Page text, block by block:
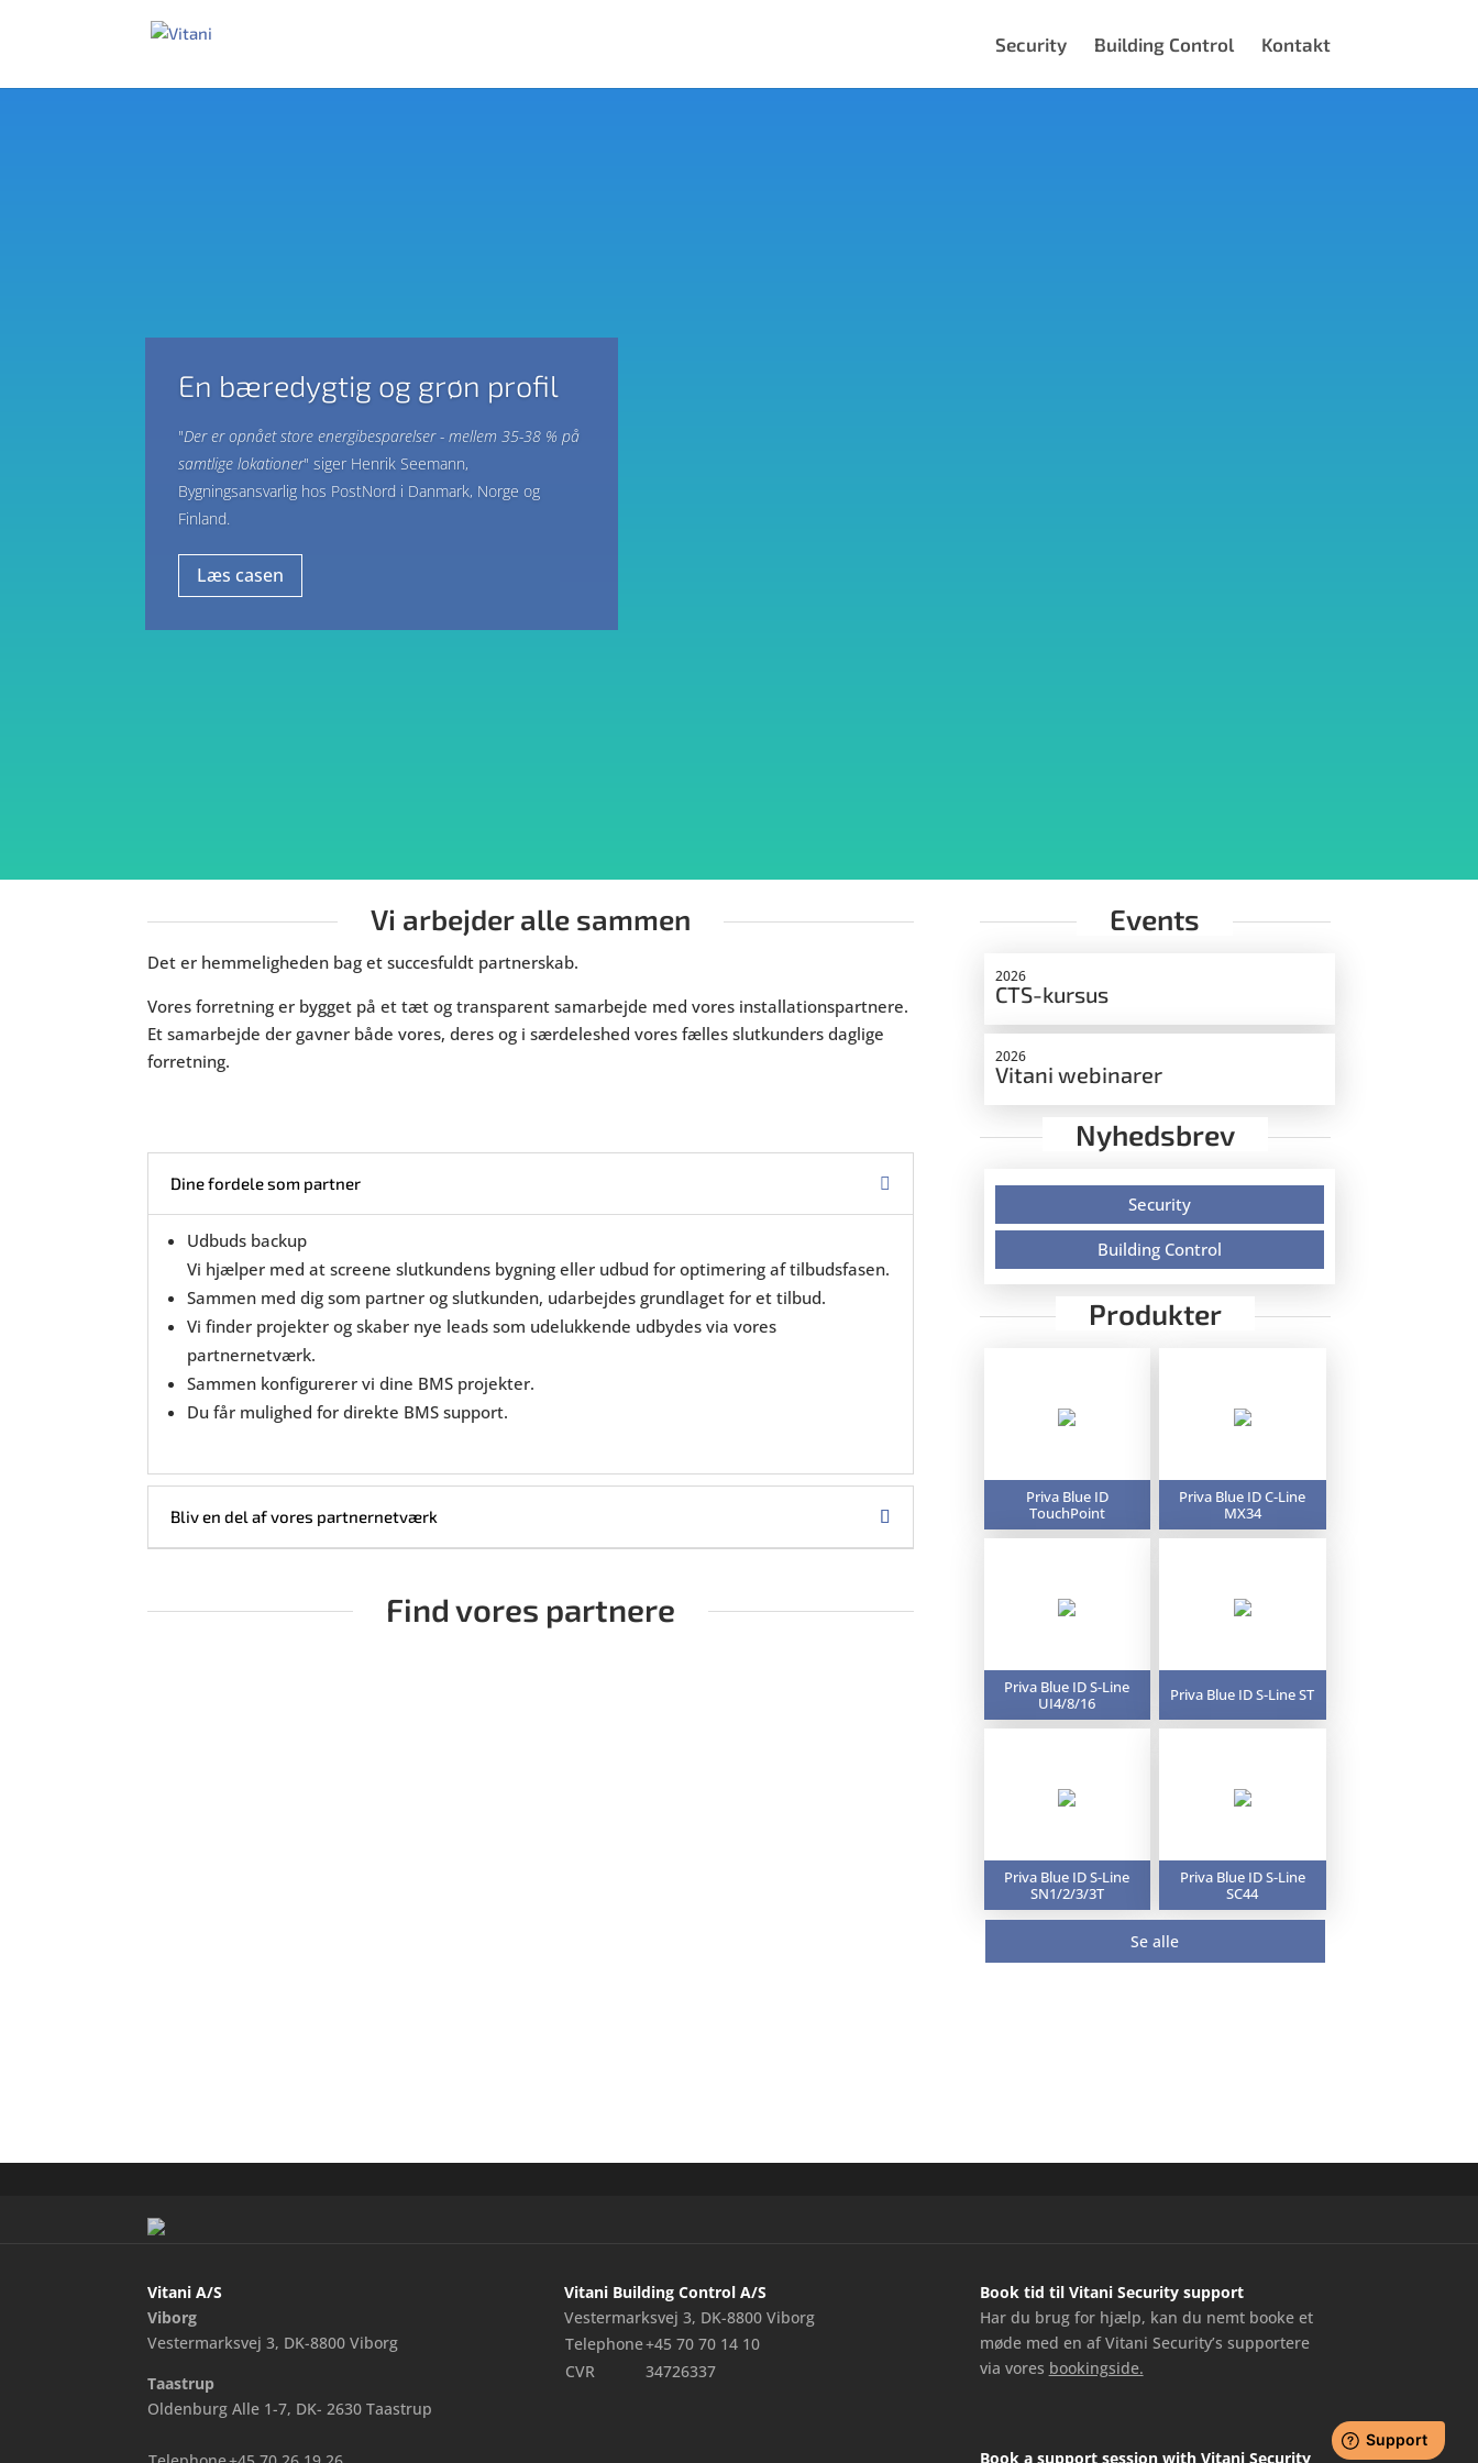
Security Building Control Kontakt
En bæredygtig og grøn profil
"Der er opnået store energibesparelser - mellem 35-38 % på
samtlige lokationer" siger Henrik Seemann,
Bygningsansvarlig hos PostNord i Danmark, Norge og
Finland.
Læs casen
Vi arbejder alle sammen
Det er hemmeligheden bag et succesfuldt partnerskab.
Vores forretning er bygget på et tæt og transparent samarbejde med vores installationspartnere.
Et samarbejde der gavner både vores, deres og i særdeleshed vores fælles slutkunders daglige
forretning.
Dine fordele som partner
Udbuds backup
Vi hjælper med at screene slutkundens bygning eller udbud for optimering af tilbudsfasen.
Sammen med dig som partner og slutkunden, udarbejdes grundlaget for et tilbud.
Vi finder projekter og skaber nye leads som udelukkende udbydes via vores
partnernetværk.
Sammen konfigurerer vi dine BMS projekter.
Du får mulighed for direkte BMS support.
Bliv en del af vores partnernetværk
Find vores partnere
Events
2026
CTS-kursus
2026
Vitani webinarer
Nyhedsbrev
Security
Building Control
Produkter
Priva Blue ID
TouchPoint
Priva Blue ID C-Line
MX34
Priva Blue ID S-Line
UI4/8/16
Priva Blue ID S-Line ST
Priva Blue ID S-Line
SN1/2/3/3T
Priva Blue ID S-Line
SC44
Se alle
Vitani A/S
Viborg
Vestermarksvej 3, DK-8800 Viborg
Taastrup
Oldenburg Alle 1-7, DK- 2630 Taastrup
Vitani Building Control A/S
Vestermarksvej 3, DK-8800 Viborg
Telephone+45 70 70 14 10
CVR
34726337
Book tid til Vitani Security support
Har du brug for hjælp, kan du nemt booke et
møde med en af Vitani Security’s supportere
via vores bookingside.
Book a support session with Vitani Security